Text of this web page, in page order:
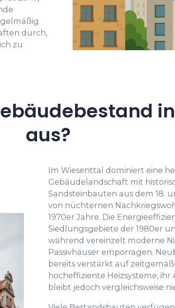
durch,
zu
aus?
Im Wiesenttal dominiert eine
Gebäudelandschaft mit
Sandsteinbauten aus dem 18.
von nüchternen
1970er Jahre. Die
Siedlungsgebiete der 1980er
während vereinzelt moderne
Passivhäuser emporragen.
bereits verstärkt auf
hocheffiziente Heizsysteme,
bleibt jedoch vergleichsweise